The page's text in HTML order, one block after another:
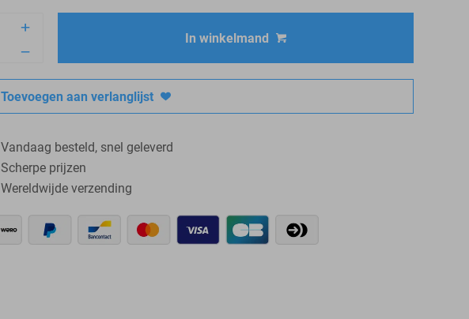
In winkelmand
Toevoegen aan verlanglijst
Vandaag besteld, snel geleverd
Scherpe prijzen
Wereldwijde verzending